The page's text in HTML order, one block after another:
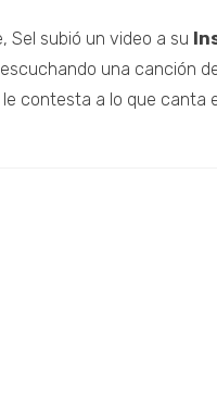
Sel subió un video a su
una canción
contesta a lo que canta